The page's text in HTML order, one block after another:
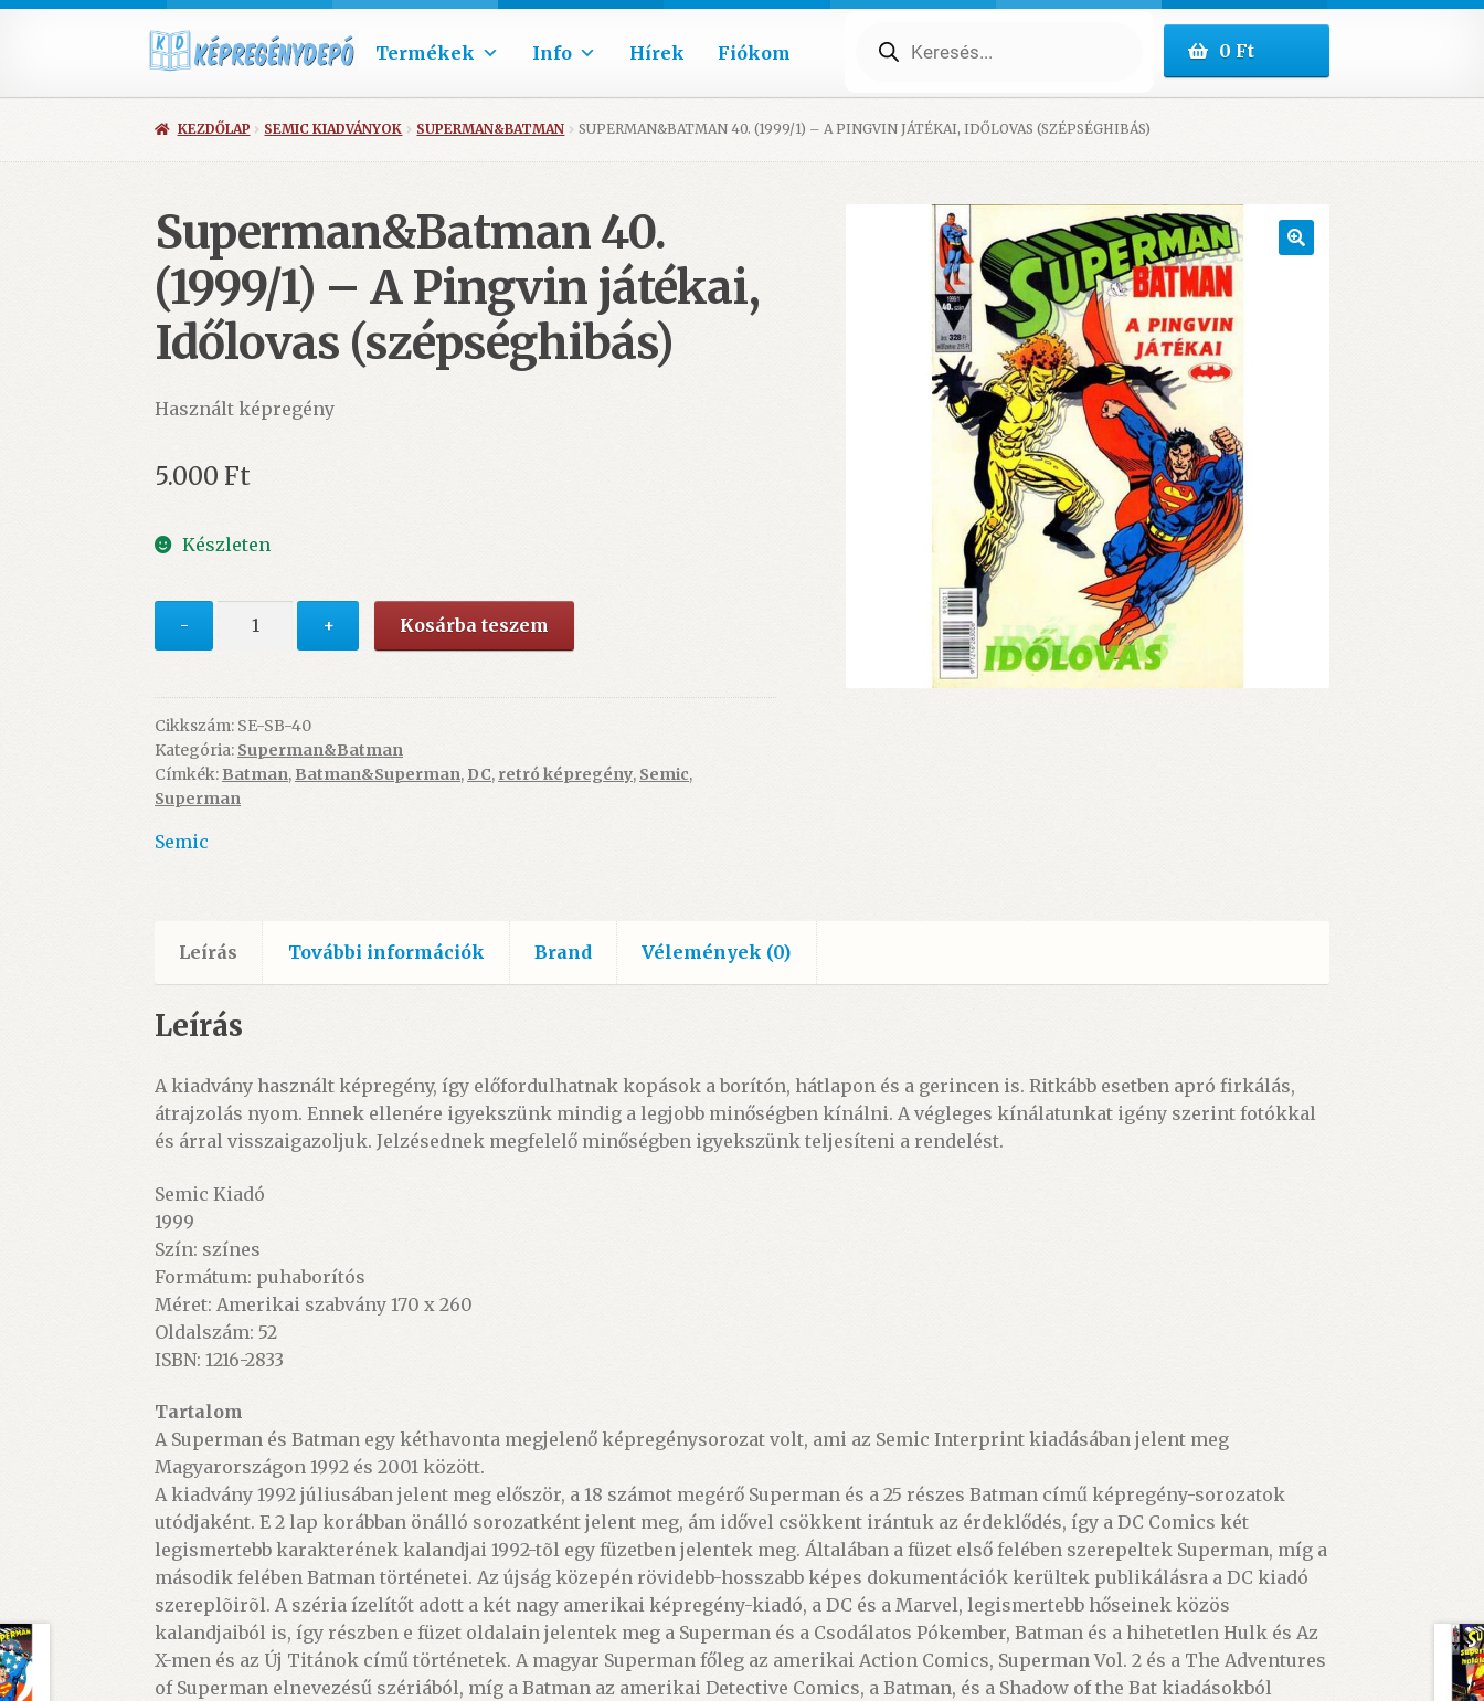
Termékek Info Hírek Fiókom search 0Ft
KEZDŐLAP SEMIC KIADVÁNYOK SUPERMAN&BATMAN SUPERMAN&BATMAN 40. (1999/1) – A PINGVIN JÁTÉKAI, IDŐLOVAS (SZÉPSÉGHIBÁS)
Superman&Batman 40.
(1999/1) – A Pingvin játékai,
Időlovas (szépséghibás)
Használt képregény
5.000Ft
Készleten
-
Superman&Batman
-
A
Pingvin
játékai,
Időlovas
+ Kosárba teszem
Cikkszám: SE-SB-40
Kategória: Superman&Batman
Címkék: Batman, Batman&Superman, DC, retró képregény, Semic,
Superman
Semic
Leírás További információk Brand Vélemények (0)
Leírás
A kiadvány használt képregény, így előfordulhatnak kopások a borítón, hátlapon és a gerincen is. Ritkább esetben apró firkálás,
átrajzolás nyom. Ennek ellenére igyekszünk mindig a legjobb minőségben kínálni. A végleges kínálatunkat igény szerint fotókkal
és árral visszaigazoljuk. Jelzésednek megfelelő minőségben igyekszünk teljesíteni a rendelést.
Semic Kiadó
1999
Szín: színes
Formátum: puhaborítós
Méret: Amerikai szabvány 170 x 260
Oldalszám: 52
ISBN: 1216-2833
Tartalom
A Superman és Batman egy kéthavonta megjelenő képregénysorozat volt, ami az Semic Interprint kiadásában jelent meg
Magyarországon 1992 és 2001 között.
A kiadvány 1992 júliusában jelent meg először, a 18 számot megérő Superman és a 25 részes Batman című képregény-sorozatok
utódjaként. E 2 lap korábban önálló sorozatként jelent meg, ám idővel csökkent irántuk az érdeklődés, így a DC Comics két
legismertebb karakterének kalandjai 1992-tõl egy füzetben jelentek meg. Általában a füzet első felében szerepeltek Superman, míg a
második felében Batman történetei. Az újság közepén rövidebb-hosszabb képes dokumentációk kerültek publikálásra a DC kiadó
szereplõirõl. A széria ízelítőt adott a két nagy amerikai képregény-kiadó, a DC és a Marvel, legismertebb hőseinek közös
kalandjaiból is, így részben e füzet oldalain jelentek meg a Superman és a Csodálatos Pókember, Batman és a hihetetlen Hulk és Az
X-men és az Új Titánok című történetek. A magyar Superman főleg az amerikai Action Comics, Superman Vol. 2 és a The Adventures
of Superman elnevezésű szériából, míg a Batman az amerikai Detective Comics, a Batman, és a Shadow of the Bat kiadásokból